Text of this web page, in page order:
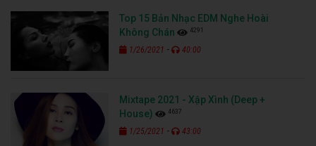
Top 15 Bản Nhạc EDM Nghe Hoài
Không Chán
4291
1/26/2021 - 40:00
Mixtape 2021 - Xập Xình (Deep +
House)
4637
1/25/2021 - 43:00